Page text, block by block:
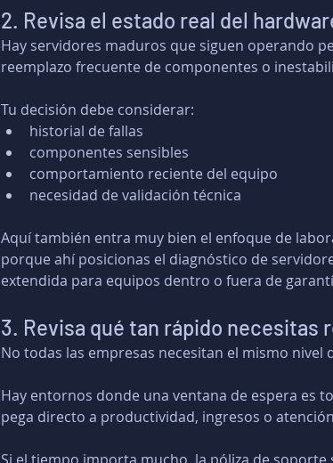
2. Revisa el estado real del
Hay servidores maduros que siguen operando
reemplazo frecuente de componentes o
Tu decisión debe considerar:
historial de fallas
componentes sensibles
comportamiento reciente del equipo
necesidad de validación técnica
Aquí también entra muy bien el enfoque de
porque ahí posicionas el diagnóstico de
extendida para equipos dentro o fuera de
3. Revisa qué tan rápido necesitas
No todas las empresas necesitan el mismo nivel
Hay entornos donde una ventana de espera es
pega directo a productividad, ingresos o